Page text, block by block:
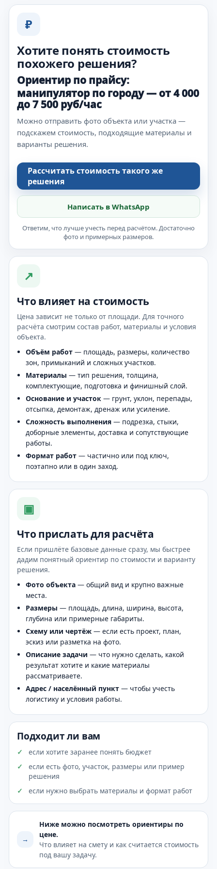
₽
Хотите понять стоимость
похожего решения?
Ориентир по прайсу:
манипулятор по городу — от 4 000
до 7 500 руб/час
Можно отправить фото объекта или участка —
подскажем стоимость, подходящие материалы и
варианты решения.
Рассчитать стоимость такого же
решения
Написать в WhatsApp
Ответим, что лучше учесть перед расчётом. Достаточно
фото и примерных размеров.
↗
Что влияет на стоимость
Цена зависит не только от площади. Для точного
расчёта смотрим состав работ, материалы и условия
объекта.
Объём работ — площадь, размеры, количество
зон, примыканий и сложных участков.
Материалы — тип решения, толщина,
комплектующие, подготовка и финишный слой.
Основание и участок — грунт, уклон, перепады,
отсыпка, демонтаж, дренаж или усиление.
Сложность выполнения — подрезка, стыки,
доборные элементы, доставка и сопутствующие
работы.
Формат работ — частично или под ключ,
поэтапно или в один заход.
▣
Что прислать для расчёта
Если пришлёте базовые данные сразу, мы быстрее
дадим понятный ориентир по стоимости и варианту
решения.
Фото объекта — общий вид и крупно важные
места.
Размеры — площадь, длина, ширина, высота,
глубина или примерные габариты.
Схему или чертёж — если есть проект, план,
эскиз или разметка на фото.
Описание задачи — что нужно сделать, какой
результат хотите и какие материалы
рассматриваете.
Адрес / населённый пункт — чтобы учесть
логистику и условия работы.
Подходит ли вам
если хотите заранее понять бюджет
если есть фото, участок, размеры или пример
решения
если нужно выбрать материалы и формат работ
→
Ниже можно посмотреть ориентиры по
цене.
Что влияет на смету и как считается стоимость
под вашу задачу.